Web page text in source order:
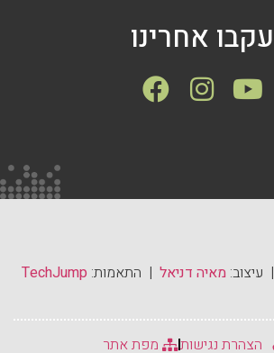
עקבו אחרינו
| עיצוב: מאיה דניאל | התאמות: TechJump
הצהרת נגישות מפת אתר